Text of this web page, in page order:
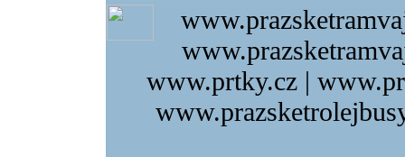
www.prtky.cz |